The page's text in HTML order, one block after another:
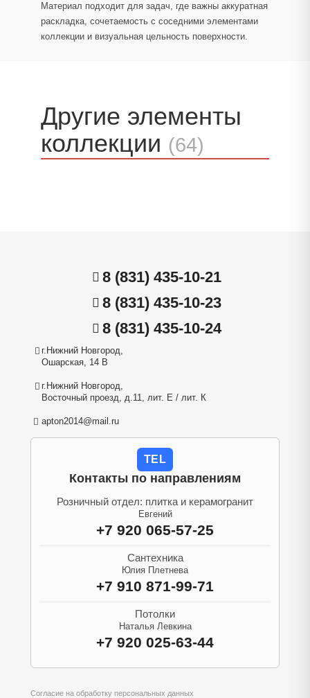
Материал подходит для задач, где важны аккуратная
раскладка, сочетаемость с соседними элементами
коллекции и визуальная цельность поверхности.
Другие элементы
коллекции (64)
8 (831) 435-10-21
8 (831) 435-10-23
8 (831) 435-10-24
г.Нижний Новгород,
Ошарская, 14 В
г.Нижний Новгород,
Восточный проезд, д.11, лит. Е / лит. К
apton2014@mail.ru
TEL
Контакты по направлениям
Розничный отдел: плитка и керамогранит
Евгений
+7 920 065-57-25
Сантехника
Юлия Плетнева
+7 910 871-99-71
Потолки
Наталья Левкина
+7 920 025-63-44
Согласие на обработку персональных данных